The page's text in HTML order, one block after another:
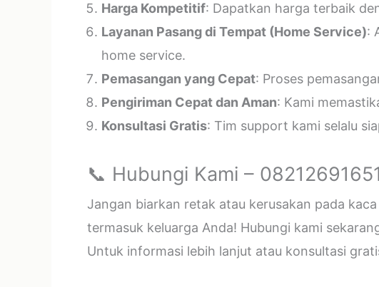
Harga Kompetitif: Dapatkan harga terbaik
Layanan Pasang di Tempat (Home Service):
home service.
Pemasangan yang Cepat: Proses
Pengiriman Cepat dan Aman: Kami
Konsultasi Gratis: Tim support kami selalu
📞 Hubungi Kami –
Jangan biarkan retak atau kerusakan pada
termasuk keluarga Anda! Hubungi kami
Untuk informasi lebih lanjut atau konsultasi